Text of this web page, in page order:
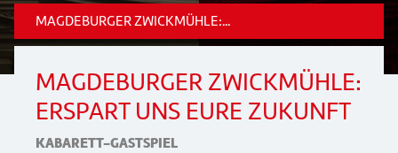
MAGDEBURGER ZWICKMÜHLE:...
MAGDEBURGER ZWICKMÜHLE:
ERSPART UNS EURE ZUKUNFT
KABARETT-GASTSPIEL